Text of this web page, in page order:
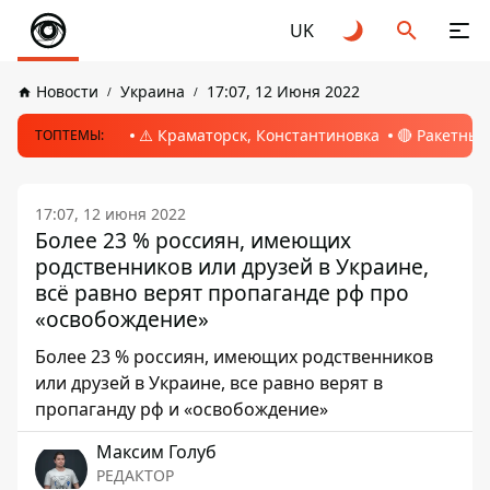
UK
Новости Украина 17:07, 12 Июня 2022
ТОПТЕМЫ: ⚠️ Краматорск, Константиновка 🔴
17:07, 12 июня 2022
Более 23 % россиян, имеющих
родственников или друзей в Украине,
всё равно верят пропаганде рф про
«освобождение»
Более 23 % россиян, имеющих родственников
или друзей в Украине, все равно верят в
пропаганду рф и «освобождение»
Максим Голуб
РЕДАКТОР